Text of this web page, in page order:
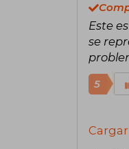
Este
se
5